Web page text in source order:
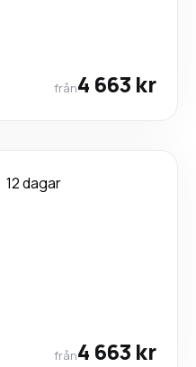
från4 663 kr
12 dagar
från4 663 kr